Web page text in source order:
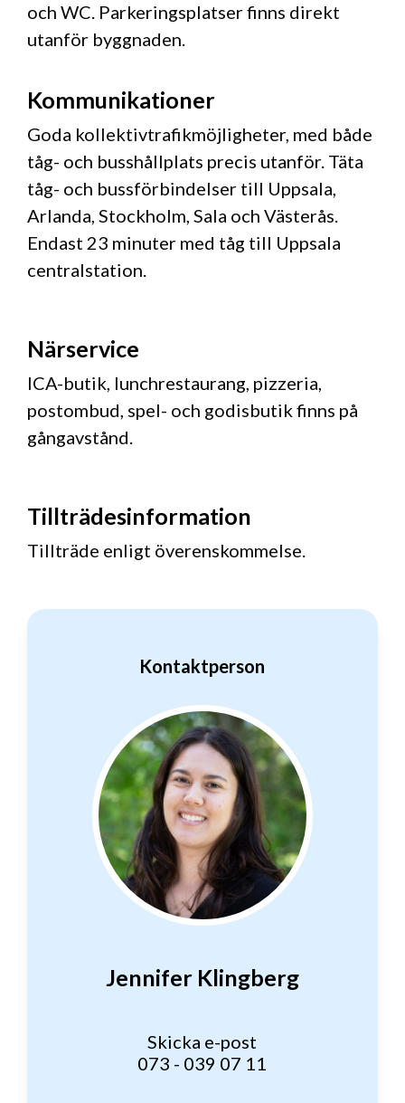
och WC. Parkeringsplatser finns direkt
utanför byggnaden.
Kommunikationer
Goda kollektivtrafikmöjligheter, med både
tåg- och busshållplats precis utanför. Täta
tåg- och bussförbindelser till Uppsala,
Arlanda, Stockholm, Sala och Västerås.
Endast 23 minuter med tåg till Uppsala
centralstation.
Närservice
ICA-butik, lunchrestaurang, pizzeria,
postombud, spel- och godisbutik finns på
gångavstånd.
Tillträdesinformation
Tillträde enligt överenskommelse.
Kontaktperson
Jennifer Klingberg
Skicka e-post
073 - 039 07 11